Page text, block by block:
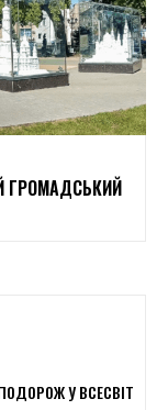
ГРОМАДСЬКИЙ
У ВСЕСВІТ